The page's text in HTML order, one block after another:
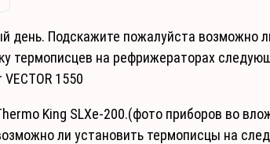
день. Подскажите пожалуйста возможно
термописцев на рефрижераторах
1550
King SLXе-200.(фото приборов во
ли установить термописцы на